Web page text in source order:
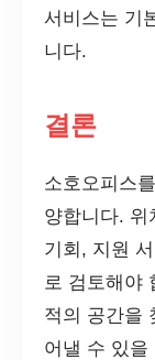
서비스는 기
니다.
결론
소호오피스
양합니다. 위
기회, 지원
로 검토해야
적의 공간을
어낼 수 있을